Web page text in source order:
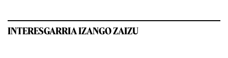
INTERESGARRIA IZANGO ZAIZU